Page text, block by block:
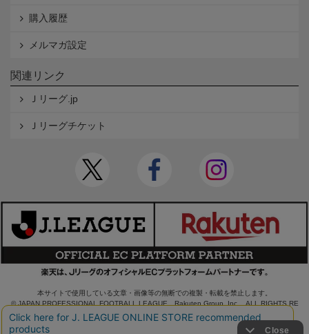
購入履歴
メルマガ設定
関連リンク
Ｊリーグ.jp
Ｊリーグチケット
本サイトで使用している文章・画像等の無断での複製・転載を禁止します。
© JAPAN PROFESSIONAL FOOTBALL LEAGUE Rakuten Group, Inc. ALL RIGHTS RE
SERVED.